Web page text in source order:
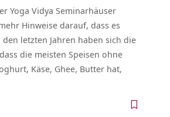
Yoga Vidya Seminarhäuser
Hinweise darauf, dass es
letzten Jahren haben sich die
die meisten Speisen ohne
Käse, Ghee, Butter hat,